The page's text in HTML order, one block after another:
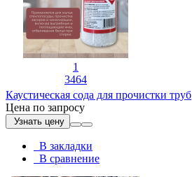
1
3464
Каустическая сода для прочистки труб
Цена по запросу
Узнать цену
В закладки
В сравнение